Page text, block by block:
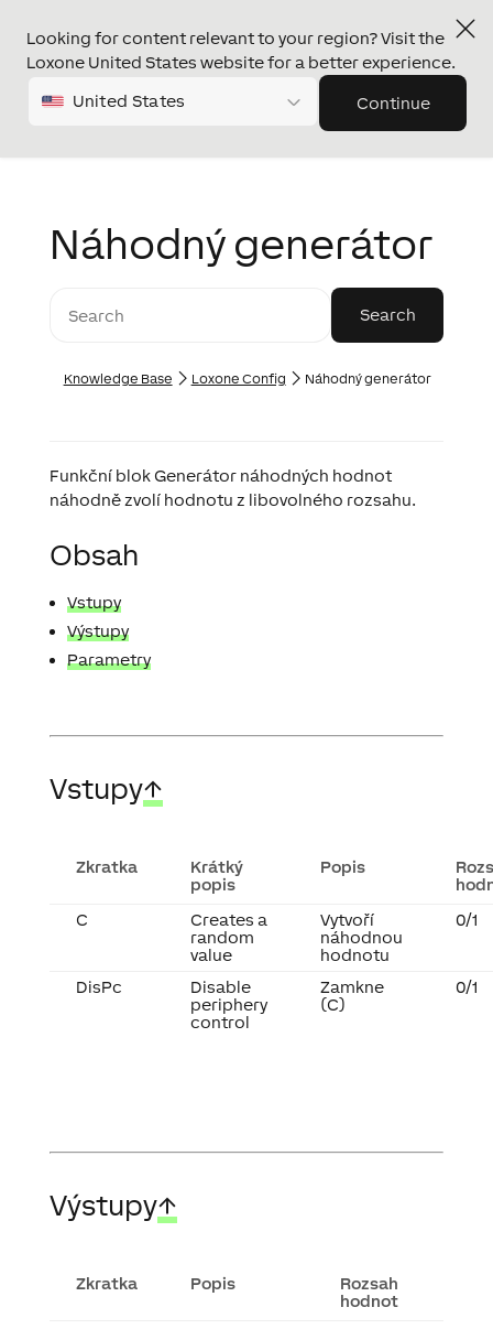
Looking for content relevant to your region? Visit the
Loxone United States website for a better experience.
United States Continue
Náhodný generátor
Knowledge Base Loxone Config Náhodný generátor
Funkční blok Generátor náhodných hodnot
náhodně zvolí hodnotu z libovolného rozsahu.
Obsah
Vstupy
Výstupy
Parametry
Vstupy↑
Zkratka
Krátký
popis
Popis
C
Creates a
random
value
Vytvoří
náhodnou
hodnotu
0/1
DisPc
Disable
periphery
control
Zamkne
(C)
0/1
Výstupy↑
Zkratka Popis
Rozsah
hodnot